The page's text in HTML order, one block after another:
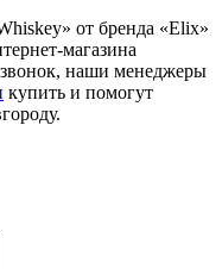
от бренда «Elix»
магазина
наши менеджеры
купить и помогут